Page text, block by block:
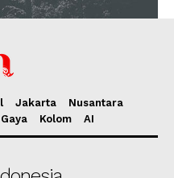
Jakarta
Nusantara
Gaya Kolom AI